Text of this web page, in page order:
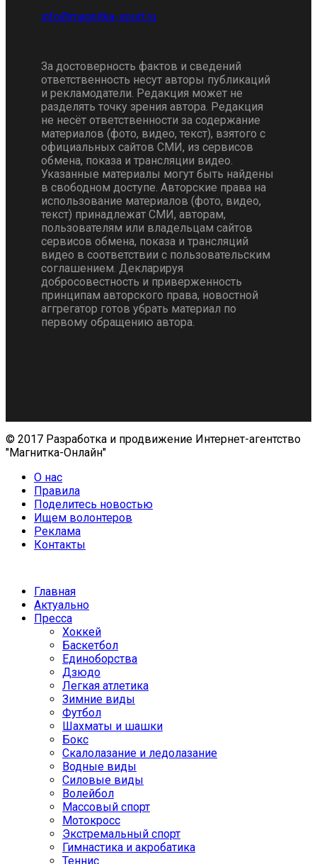
За достоверность фактов и сведений
ответственность несут авторы публикаций
и рекламодатели. Редакция может не
разделять точку зрения автора. Редакция
не несёт ответственности за содержание
материалов (фото, видео, текст), взятого с
официальных сайтов СМИ, из сервисов
обмена, показа и трансляции видео.
Указанные материалы могут быть найдены
в свободном доступе. Авторские права на
использование материалов (фото, видео,
текст) принадлежат СМИ, авторам,
пользователям или владельцам сайтов
сервисов обмена, показа и трансляций
видео в соответствии с пользовательским
соглашением. Декларируя
добросовестность и приверженность
принципам авторского права, новостной
аггрегатор готов убрать материал по
первому обращению автора.
© 2017 Разработка и продвижение Интернет-агентство
"Магнитка-Онлайн"
О нас
Правила
Поделитесь новостью
Ищем волонтеров
Реклама
Контакты
Главная
Актуально
Пресса
Хоккей
Баскетбол
Единоборства
Дзюдо
Легкая атлетика
Зимние виды
Футбол
Шахматы и шашки
Бокс
Скалолазание и ледолазание
Водные виды
Силовые виды
Волейбол
Массовый спорт
Мотокросс
Экстремальный спорт
Гимнастика и акробатика
Теннис